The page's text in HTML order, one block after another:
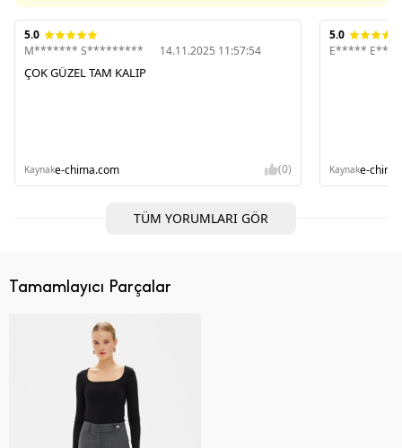
5.0
M******* S*********
14.11.2025 11:57:54
ÇOK GÜZEL TAM KALIP
Kaynake-chima.com (0)
5.0
E*****
Kaynake-
TÜM YORUMLARI GÖR
Tamamlayıcı Parçalar